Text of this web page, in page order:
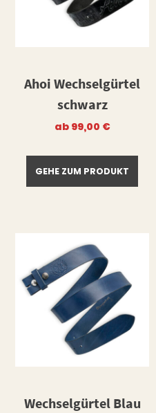
Ahoi Wechselgürtel
schwarz
ab 99,00 €
GEHE ZUM PRODUKT
Wechselgürtel Blau